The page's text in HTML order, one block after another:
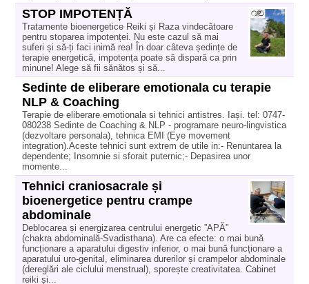
STOP IMPOTENȚĂ
Tratamente bioenergetice Reiki și Raza vindecătoare
pentru stoparea impotenței. Nu este cazul să mai
suferi și să-ți faci inimă rea! În doar câteva ședințe de
terapie energetică, impotența poate să dispară ca prin
minune! Alege să fii sănătos și să...
Sedinte de eliberare emotionala cu terapie
NLP & Coaching
Terapie de eliberare emotionala si tehnici antistres. Iași. tel: 0747-
080238 Sedinte de Coaching & NLP - programare neuro-lingvistica
(dezvoltare personala), tehnica EMI (Eye movement
integration).Aceste tehnici sunt extrem de utile in:- Renuntarea la
dependente; Insomnie si sforait puternic;- Depasirea unor
momente...
Tehnici craniosacrale și
bioenergetice pentru crampe
abdominale
Deblocarea și energizarea centrului energetic ”APĂ”
(chakra abdominală-Svadisthana). Are ca efecte: o mai bună
funcționare a aparatului digestiv inferior, o mai bună funcționare a
aparatului uro-genital, eliminarea durerilor și crampelor abdominale
(dereglări ale ciclului menstrual), sporește creativitatea. Cabinet
reiki și...